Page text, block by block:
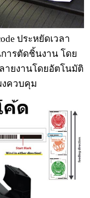
ประหยัดเวลา
ารตัดชิ้นงาน โดย
ายงานโดยอัตโนมัติ
งควบคุม